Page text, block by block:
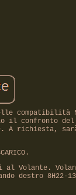
compatibilità
il confronto
A richiesta,
al Volante.
destro 8H22-